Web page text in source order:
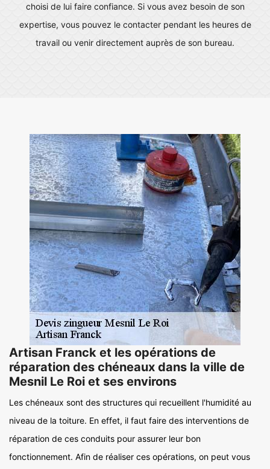
choisi de lui faire confiance. Si vous avez besoin de son
expertise, vous pouvez le contacter pendant les heures de
travail ou venir directement auprès de son bureau.
Artisan Franck et les opérations de
réparation des chéneaux dans la ville de
Mesnil Le Roi et ses environs
Les chéneaux sont des structures qui recueillent l'humidité au
niveau de la toiture. En effet, il faut faire des interventions de
réparation de ces conduits pour assurer leur bon
fonctionnement. Afin de réaliser ces opérations, on peut vous